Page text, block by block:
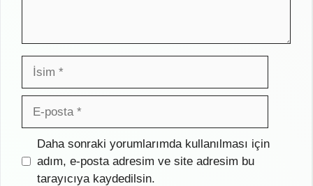
İsim
posta
İnternet
sitesi
Daha sonraki yorumlarımda kullanılması için
adım, e-posta adresim ve site adresim bu
tarayıcıya kaydedilsin.